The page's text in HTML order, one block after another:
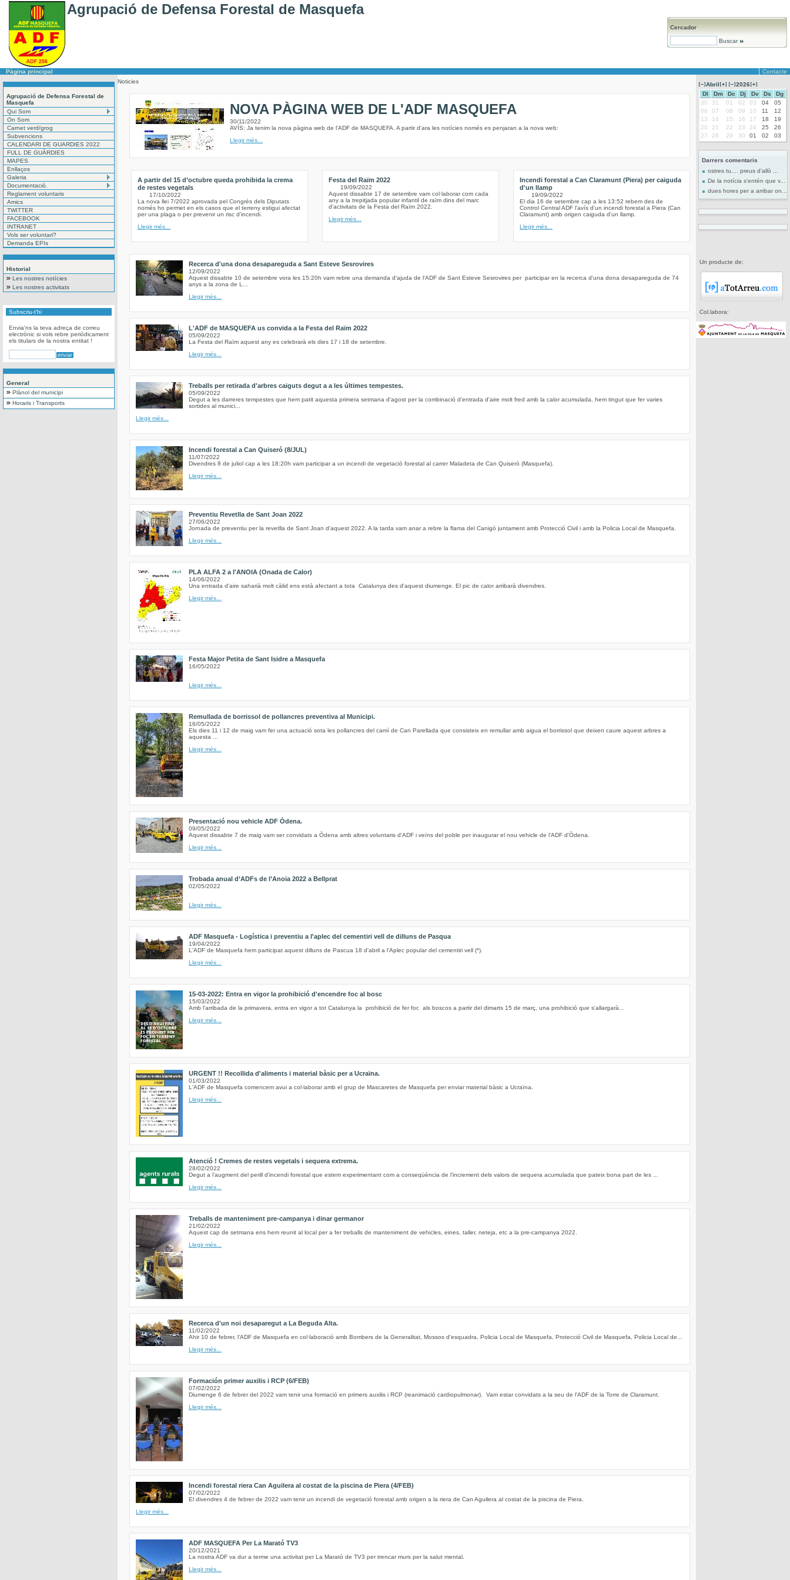
Agrupació de Defensa Forestal de Masquefa
Cercador
Buscar
Pàgina principal Contacte
Agrupació de Defensa Forestal de
Masquefa
Qui Som
On Som
Carnet verd/grog
Subvencions
CALENDARI DE GUARDIES 2022
FULL DE GUÀRDIES
MAPES
Enllaços
Galeria
Documentació.
Reglament voluntaris
Amics
TWITTER
FACEBOOK
INTRANET
Vols ser voluntari?
Demanda EPIs
Historial
Les nostres notícies
Les nostres activitats
Subscriu-t'hi
Envia'ns la teva adreça de correu
electrònic si vols rebre periòdicament
els titulars de la nostra entitat !
General
Plànol del municipi
Horaris i Transports
Noticies
NOVA PÀGINA WEB DE L'ADF MASQUEFA
30/11/2022
AVÍS: Ja tenim la nova pàgina web de l'ADF de MASQUEFA. A partir d'ara les notícies només es penjaran a la nova web:
Llegir més...
A partir del 15 d’octubre queda prohibida la crema
de restes vegetals
17/10/2022
La nova llei 7/2022 aprovada pel Congrés dels Diputats
només ho permet en els casos que el terreny estigui afectat
per una plaga o per prevenir un risc d’incendi.
Llegir més...
Festa del Raïm 2022
19/09/2022
Aquest dissabte 17 de setembre vam col·laborar com cada
any a la trepitjada popular infantil de raïm dins del marc
d'activitats de la Festa del Raïm 2022.
Llegir més...
Incendi forestal a Can Claramunt (Piera) per caiguda
d'un llamp
19/09/2022
El dia 16 de setembre cap a les 13:52 rebem des de
Control Central ADF l'avís d'un incendi forestal a Piera (Can
Claramunt) amb origen caiguda d'un llamp.
Llegir més...
Recerca d'una dona desapareguda a Sant Esteve Sesrovires
12/09/2022
Aquest dissabte 10 de setembre vora les 15:20h vam rebre una demanda d'ajuda de l'ADF de Sant Esteve Sesrovires per participar en la recerca d'una dona desapareguda de 74
anys a la zona de L...
Llegir més...
L'ADF de MASQUEFA us convida a la Festa del Raïm 2022
05/09/2022
La Festa del Raïm aquest any es celebrarà els dies 17 i 18 de setembre.
Llegir més...
Treballs per retirada d'arbres caiguts degut a a les últimes tempestes.
05/09/2022
Degut a les darreres tempestes que hem patit aquesta primera setmana d'agost per la combinació d'entrada d'aire molt fred amb la calor acumulada, hem tingut que fer varies
sortides al munici...
Llegir més...
Incendi forestal a Can Quiseró (8/JUL)
11/07/2022
Divendres 8 de juliol cap a les 18:20h vam participar a un incendi de vegetació forestal al carrer Maladeta de Can Quiseró (Masquefa).
Llegir més...
Preventiu Revetlla de Sant Joan 2022
27/06/2022
Jornada de preventiu per la revetlla de Sant Joan d'aquest 2022. A la tarda vam anar a rebre la flama del Canigó juntament amb Protecció Civil i amb la Policia Local de Masquefa.
Llegir més...
PLA ALFA 2 a l'ANOIA (Onada de Calor)
14/06/2022
Una entrada d'aire saharià molt càlid ens està afectant a tota Catalunya des d'aquest diumenge. El pic de calor arribarà divendres.
Llegir més...
Festa Major Petita de Sant Isidre a Masquefa
16/05/2022
Llegir més...
Remullada de borrissol de pollancres preventiva al Municipi.
16/05/2022
Els dies 11 i 12 de maig vam fer una actuació sota les pollancres del camí de Can Parellada que consisteix en remullar amb aigua el borrissol que deixen caure aquest arbres a
aquesta ...
Llegir més...
Presentació nou vehicle ADF Òdena.
09/05/2022
Aquest dissabte 7 de maig vam ser convidats a Òdena amb altres voluntaris d'ADF i veïns del poble per inaugurar el nou vehicle de l'ADF d'Òdena.
Llegir més...
Trobada anual d’ADFs de l’Anoia 2022 a Bellprat
02/05/2022
Llegir més...
ADF Masquefa - Logística i preventiu a l'aplec del cementiri vell de dilluns de Pasqua
19/04/2022
L'ADF de Masquefa hem participat aquest dilluns de Pascua 18 d'abril a l'Aplec popular del cementiri vell (*).
Llegir més...
15-03-2022: Entra en vigor la prohibició d'encendre foc al bosc
15/03/2022
Amb l'arribada de la primavera, entra en vigor a tot Catalunya la prohibició de fer foc als boscos a partir del dimarts 15 de març, una prohibició que s'allargarà...
Llegir més...
URGENT !! Recollida d'aliments i material bàsic per a Ucraïna.
01/03/2022
L'ADF de Masquefa comencem avui a col·laborar amb el grup de Mascaretes de Masquefa per enviar material bàsic a Ucraïna.
Llegir més...
Atenció ! Cremes de restes vegetals i sequera extrema.
28/02/2022
Degut a l’augment del perill d’incendi forestal que estem experimentant com a conseqüència de l’increment dels valors de sequera acumulada que pateix bona part de les ...
Llegir més...
Treballs de manteniment pre-campanya i dinar germanor
21/02/2022
Aquest cap de setmana ens hem reunit al local per a fer treballs de manteniment de vehicles, eines, taller, neteja, etc a la pre-campanya 2022.
Llegir més...
Recerca d'un noi desaparegut a La Beguda Alta.
11/02/2022
Ahir 10 de febrer, l'ADF de Masquefa en col·laboració amb Bombers de la Generalitat, Mossos d'esquadra, Policia Local de Masquefa, Protecció Civil de Masquefa, Policia Local de...
Llegir més...
Formación primer auxilis i RCP (6/FEB)
07/02/2022
Diumenge 6 de febrer del 2022 vam tenir una formació en primers auxilis i RCP (reanimació cardiopulmonar). Vam estar convidats a la seu de l'ADF de la Torre de Claramunt.
Llegir més...
Incendi forestal riera Can Aguilera al costat de la piscina de Piera (4/FEB)
07/02/2022
El divendres 4 de febrer de 2022 vam tenir un incendi de vegetació forestal amb origen a la riera de Can Aguilera al costat de la piscina de Piera.
Llegir més...
ADF MASQUEFA Per La Marató TV3
20/12/2021
La nostra ADF va dur a terme una activitat per La Marató de TV3 per trencar murs per la salut mental.
Llegir més...
Abril
2026
Dl
Dm Dc Dj Dv Ds
Dg
30
31 01 02 03 04
05
06
07 08 09 10 11
12
13
14 15 16 17 18
19
20
21 22 23 24 25
26
27
28 29 30 01 02 03
Darrers comentaris
ostres tu.... preus d'allò ...
De la notícia s'entén que v...
dues hores per a arribar on...
Un producte de:
Col.labora: